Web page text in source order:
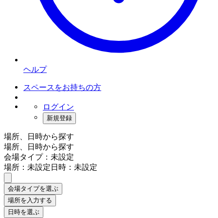
ヘルプ
スペースをお持ちの方
ログイン
新規登録
場所、日時から探す
場所、日時から探す
会場タイプ：未設定
場所：未設定日時：未設定
会場タイプを選ぶ
場所を入力する
日時を選ぶ